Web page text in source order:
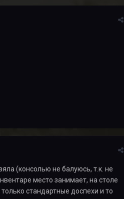
(консолью не балуюсь, т.к. не
место занимает, на столе
стандартные доспехи и то